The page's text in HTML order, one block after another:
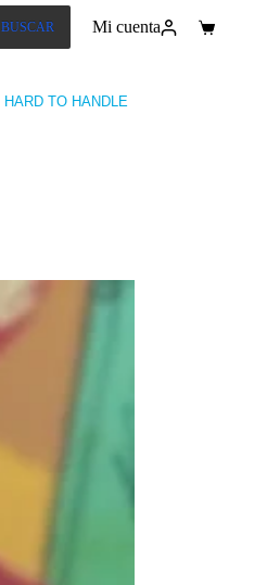
BUSCAR Mi cuenta
Carro
HARD TO HANDLE